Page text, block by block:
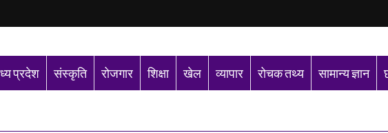
प्रदेश संस्कृति रोजगार शिक्षा खेल व्यापार रोचक तथ्य सामान्य ज्ञान